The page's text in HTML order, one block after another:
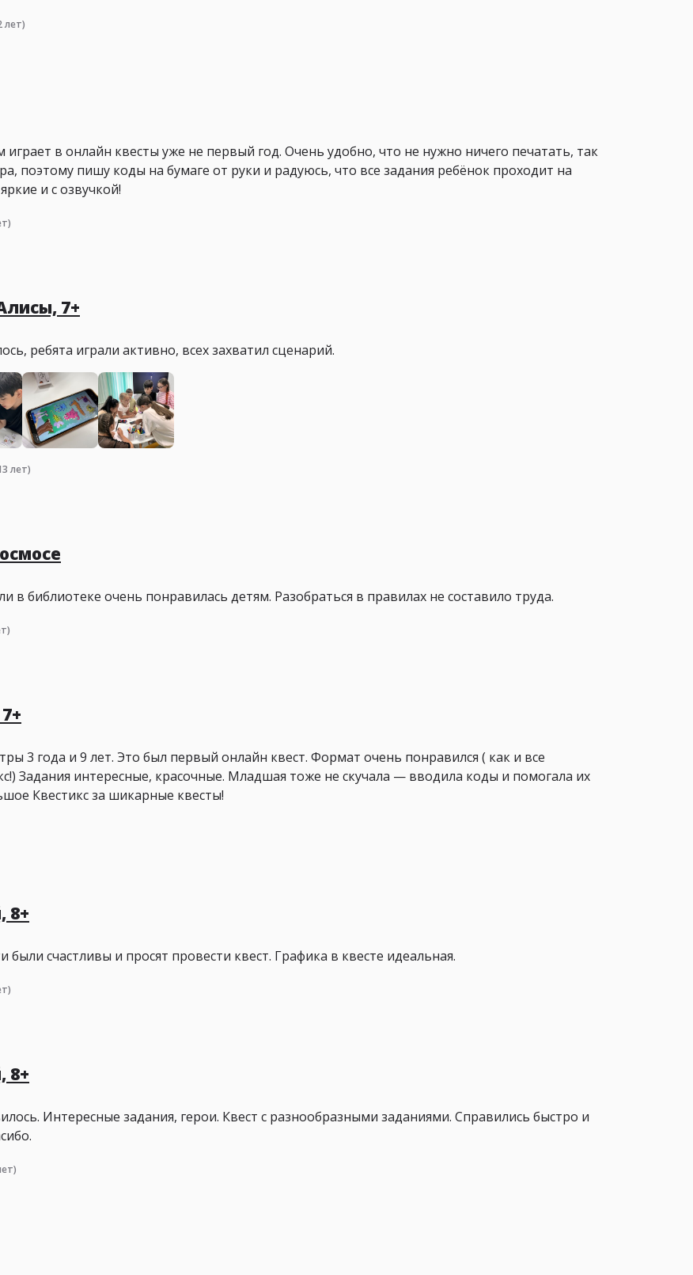
лет)
играет в онлайн квесты уже не первый год. Очень удобно, что не нужно ничего печатать, так
поэтому пишу коды на бумаге от руки и радуюсь, что все задания ребёнок проходит на
и с озвучкой!
7+
ребята играли активно, всех захватил сценарий.
лет)
в библиотеке очень понравилась детям. Разобраться в правилах не составило труда.
3 года и 9 лет. Это был первый онлайн квест. Формат очень понравился ( как и все
Задания интересные, красочные. Младшая тоже не скучала — вводила коды и помогала их
Квестикс за шикарные квесты!
8+
были счастливы и просят провести квест. Графика в квесте идеальная.
8+
Интересные задания, герои. Квест с разнообразными заданиями. Справились быстро и